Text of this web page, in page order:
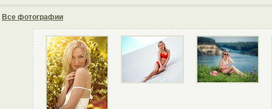
Все фотографии